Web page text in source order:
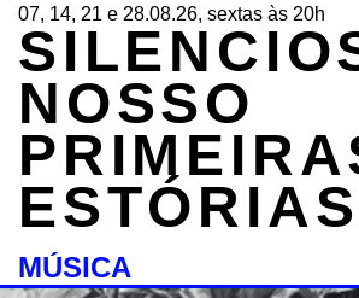
07, 14, 21 e 28.08.26, sextas às 20h
NOSSO
ESTÓRIAS
MÚSICA